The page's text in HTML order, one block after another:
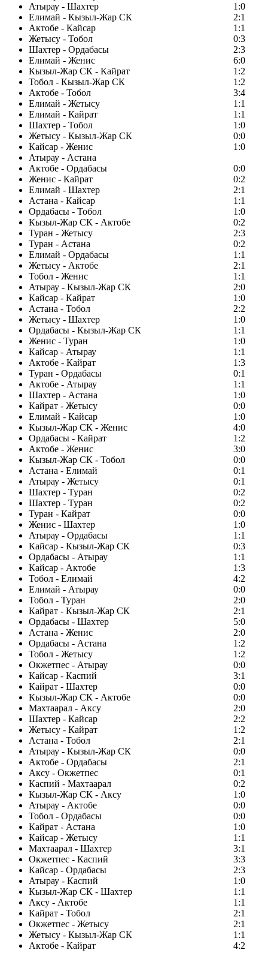
Атырау - Шахтер
1:0
Елимай - Кызыл-Жар СК
2:1
Актобе - Кайсар
1:1
Жетысу - Тобол
0:3
Шахтер - Ордабасы
2:3
Елимай - Женис
6:0
Кызыл-Жар СК - Кайрат
1:2
Тобол - Кызыл-Жар СК
1:2
Актобе - Тобол
3:4
Елимай - Жетысу
1:1
Елимай - Кайрат
1:1
Шахтер - Тобол
1:0
Жетысу - Кызыл-Жар СК
0:0
Кайсар - Женис
1:0
Атырау - Астана
Актобе - Ордабасы
0:0
Женис - Кайрат
0:2
Елимай - Шахтер
2:1
Астана - Кайсар
1:1
Ордабасы - Тобол
1:0
Кызыл-Жар СК - Актобе
0:2
Туран - Жетысу
2:3
Туран - Астана
0:2
Елимай - Ордабасы
1:1
Жетысу - Актобе
2:1
Тобол - Женис
1:1
Атырау - Кызыл-Жар СК
2:0
Кайсар - Кайрат
1:0
Астана - Тобол
2:2
Жетысу - Шахтер
1:0
Ордабасы - Кызыл-Жар СК
1:1
Женис - Туран
1:0
Кайсар - Атырау
1:1
Актобе - Кайрат
1:3
Туран - Ордабасы
0:1
Актобе - Атырау
1:1
Шахтер - Астана
1:0
Кайрат - Жетысу
0:0
Елимай - Кайсар
1:0
Кызыл-Жар СК - Женис
4:0
Ордабасы - Кайрат
1:2
Актобе - Женис
3:0
Кызыл-Жар СК - Тобол
0:0
Астана - Елимай
0:1
Атырау - Жетысу
0:1
Шахтер - Туран
0:2
Шахтер - Туран
0:2
Туран - Кайрат
0:0
Женис - Шахтер
1:0
Атырау - Ордабасы
1:1
Кайсар - Кызыл-Жар СК
0:3
Ордабасы - Атырау
1:1
Кайсар - Актобе
1:3
Тобол - Елимай
4:2
Елимай - Атырау
0:0
Тобол - Туран
2:0
Кайрат - Кызыл-Жар СК
2:1
Ордабасы - Шахтер
5:0
Астана - Женис
2:0
Ордабасы - Астана
1:2
Тобол - Жетысу
1:2
Окжетпес - Атырау
0:0
Кайсар - Каспий
3:1
Кайрат - Шахтер
0:0
Кызыл-Жар СК - Актобе
0:0
Махтаарал - Аксу
2:0
Шахтер - Кайсар
2:2
Жетысу - Кайрат
1:2
Астана - Тобол
2:1
Атырау - Кызыл-Жар СК
0:0
Актобе - Ордабасы
2:1
Аксу - Окжетпес
0:1
Каспий - Махтаарал
0:2
Кызыл-Жар СК - Аксу
1:0
Атырау - Актобе
0:0
Тобол - Ордабасы
0:0
Кайрат - Астана
1:0
Кайсар - Жетысу
1:1
Махтаарал - Шахтер
3:1
Окжетпес - Каспий
3:3
Кайсар - Ордабасы
2:3
Атырау - Каспий
1:0
Кызыл-Жар СК - Шахтер
1:1
Аксу - Актобе
1:1
Кайрат - Тобол
2:1
Окжетпес - Жетысу
2:1
Жетысу - Кызыл-Жар СК
1:1
Актобе - Кайрат
4:2